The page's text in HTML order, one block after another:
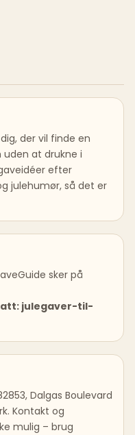
der vil finde en
at drukne i
efter
julehumør, så det er
sker på
att: julegaver-til-
Dalgas Boulevard
Kontakt og
mulig – brug